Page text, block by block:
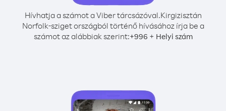
Hívhatja a számot a Viber tárcsázóval.Kirgizisztán
Norfolk-sziget országból történő hívásához írja be a
számot az alábbiak szerint:+996 + Helyi szám